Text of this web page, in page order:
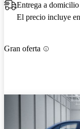
Entrega a
El precio incluye
Gran oferta